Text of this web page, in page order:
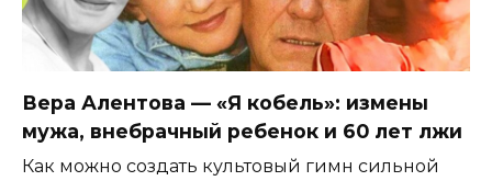
Вера Алентова — «Я кобель»: измены
мужа, внебрачный ребенок и 60 лет лжи
Как можно создать культовый гимн сильной